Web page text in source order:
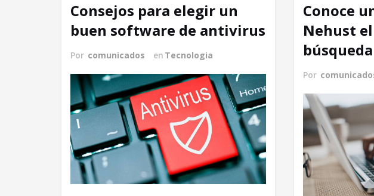
Consejos para elegir un
buen software de antivirus
Por comunicados en Tecnologia
Conoce
Nehust
Por